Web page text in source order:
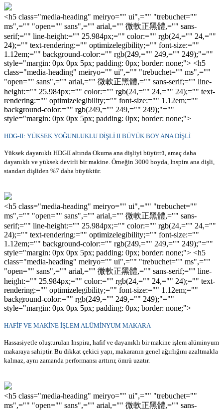
<h5 class="media-heading" meiryo="" ui",="" "trebuchet=""
ms",="" "open="" sans",="" arial,="" 微軟正黑體,="" sans-
serif;="" line-height:="" 25.984px;="" color:="" rgb(24,="" 24,=""
24);="" text-rendering:="" optimizelegibility;="" font-size:=""
1.12em;="" background-color:="" rgb(249,="" 249,="" 249);"=""
style="margin: 0px 0px 5px; padding: 0px; border: none;"> <h5
class="media-heading" meiryo="" ui",="" "trebuchet="" ms",=""
"open="" sans",="" arial,="" 微軟正黑體,="" sans-serif;="" line-
height:="" 25.984px;="" color:="" rgb(24,="" 24,="" 24);="" text-
rendering:="" optimizelegibility;="" font-size:="" 1.12em;=""
background-color:="" rgb(249,="" 249,="" 249);"=""
style="margin: 0px 0px 5px; padding: 0px; border: none;">
HDG-II: YÜKSEK YOĞUNLUKLU DİŞLİ II BÜYÜK BOY ANA DİŞLİ
Yüksek dayanıklı HDGII altında Okuma ana dişliyi büyüttü, amaç daha
dayanıklı ve yüksek devirli bir makine. Örneğin 3000 boyda, Inspira ana dişli,
standart dişliden %7 daha büyüktür.
<h5 class="media-heading" meiryo="" ui",="" "trebuchet=""
ms",="" "open="" sans",="" arial,="" 微軟正黑體,="" sans-
serif;="" line-height:="" 25.984px;="" color:="" rgb(24,="" 24,=""
24);="" text-rendering:="" optimizelegibility;="" font-size:=""
1.12em;="" background-color:="" rgb(249,="" 249,="" 249);"=""
style="margin: 0px 0px 5px; padding: 0px; border: none;"> <h5
class="media-heading" meiryo="" ui",="" "trebuchet="" ms",=""
"open="" sans",="" arial,="" 微軟正黑體,="" sans-serif;="" line-
height:="" 25.984px;="" color:="" rgb(24,="" 24,="" 24);="" text-
rendering:="" optimizelegibility;="" font-size:="" 1.12em;=""
background-color:="" rgb(249,="" 249,="" 249);"=""
style="margin: 0px 0px 5px; padding: 0px; border: none;">
HAFİF VE MAKİNE İŞLEM ALÜMİNYUM MAKARA
Hassasiyetle oluşturulan Inspira, hafif ve dayanıklı bir makine işlem alüminyum
makaraya sahiptir. Bu dikkat çekici yapı, makaranın genel ağırlığını azaltmakla
kalmaz, aynı zamanda performansı arttırır, ömrü uzatır.
<h5 class="media-heading" meiryo="" ui",="" "trebuchet=""
ms",="" "open="" sans",="" arial,="" 微軟正黑體,="" sans-